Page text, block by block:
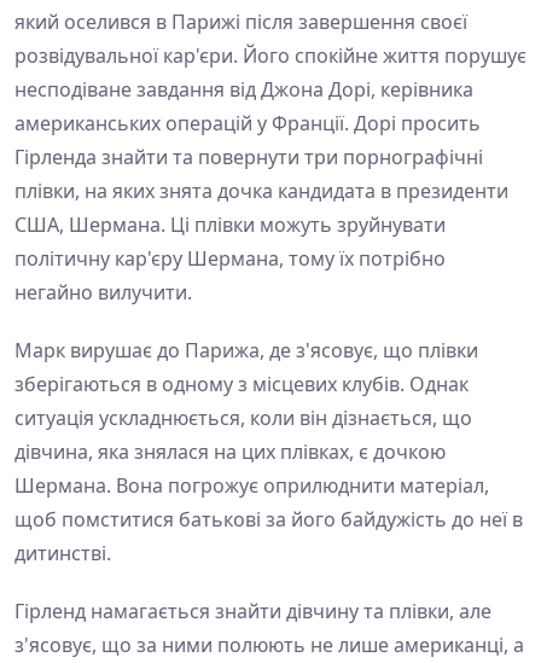
який оселився в Парижі після завершення своєї
розвідувальної кар'єри. Його спокійне життя порушує
несподіване завдання від Джона Дорі, керівника
американських операцій у Франції. Дорі просить
Гірленда знайти та повернути три порнографічні
плівки, на яких знята дочка кандидата в президенти
США, Шермана. Ці плівки можуть зруйнувати
політичну кар'єру Шермана, тому їх потрібно
негайно вилучити.
Марк вирушає до Парижа, де з'ясовує, що плівки
зберігаються в одному з місцевих клубів. Однак
ситуація ускладнюється, коли він дізнається, що
дівчина, яка знялася на цих плівках, є дочкою
Шермана. Вона погрожує оприлюднити матеріал,
щоб помститися батькові за його байдужість до неї в
дитинстві.
Гірленд намагається знайти дівчину та плівки, але
з'ясовує, що за ними полюють не лише американці, а